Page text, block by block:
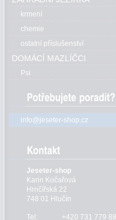
krmení
chemie
ostatní příslušenství
DOMÁCÍ MAZLÍČCI
Psi
info@jeseter-shop.cz
Jeseter-shop
Karin Kočařová
Hrnčířská 22
748 01 Hlučín
Tel:
+420 731 779